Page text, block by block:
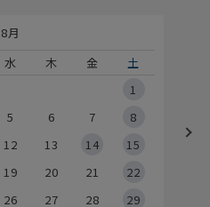
8月
水 木 金
土
1
5 6 7
8
12 13 14
15
19 20 21
22
26 27 28
29